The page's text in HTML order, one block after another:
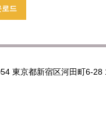
로드
東京都新宿区河田町6-28